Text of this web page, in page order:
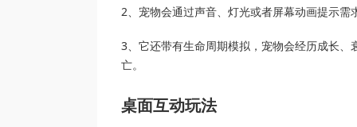
2、宠物会通过声音、灯光或者屏幕动画提示
3、它还带有生命周期模拟，宠物会经历成长
亡。
桌面互动玩法